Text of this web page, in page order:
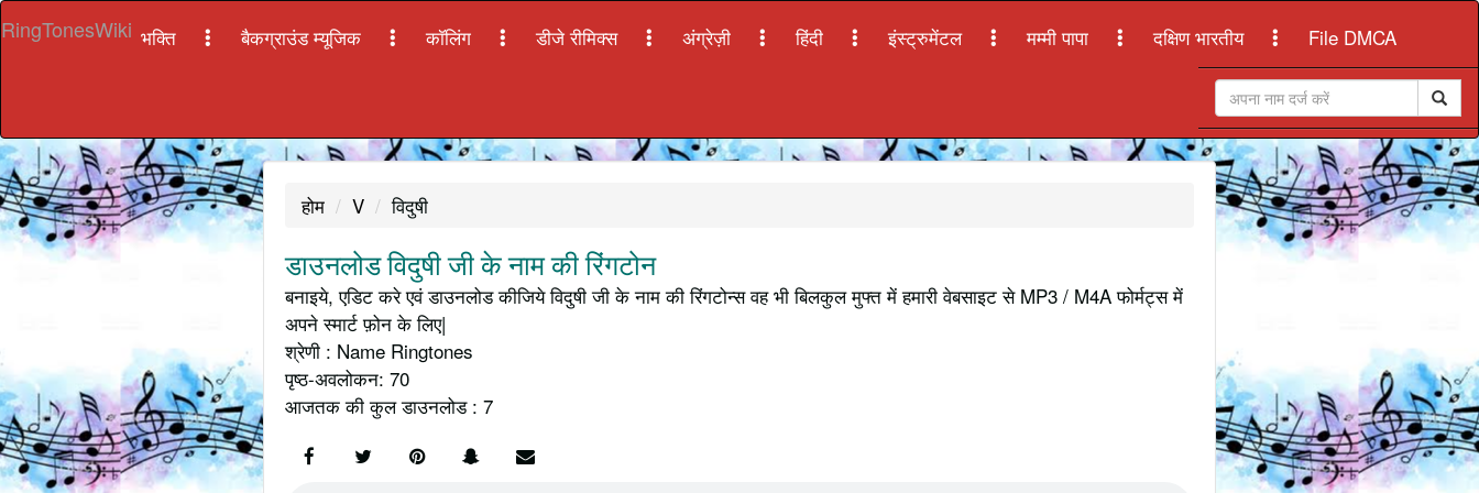
RingTonesWiki भक्ति बैकग्राउंड म्यूजिक कॉलिंग डीजे रीमिक्स अंग्रेज़ी हिंदी इंस्ट्रुमेंटल मम्मी पापा दक्षिण भारतीय File DMCA
होम V विदुषी
डाउनलोड विदुषी जी के नाम की रिंगटोन
बनाइये, एडिट करे एवं डाउनलोड कीजिये विदुषी जी के नाम की रिंगटोन्स वह भी बिलकुल मुफ्त में हमारी वेबसाइट से MP3 / M4A फोर्मट्स में
अपने स्मार्ट फ़ोन के लिए|
श्रेणी : Name Ringtones
पृष्ठ-अवलोकन: 70
आजतक की कुल डाउनलोड : 7